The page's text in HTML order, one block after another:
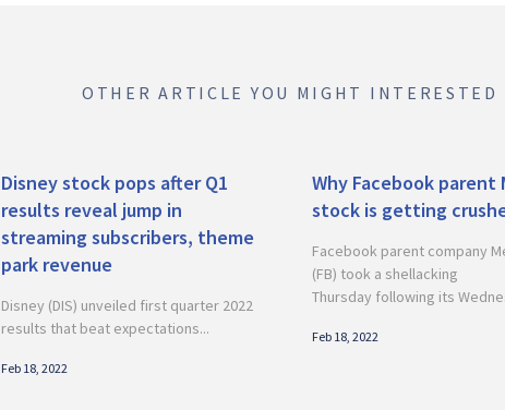
OTHER ARTICLE YOU MIGHT INTERESTED
Disney stock pops after Q1
results reveal jump in
streaming subscribers, theme
park revenue
Disney (DIS) unveiled first quarter 2022
results that beat expectations...
Feb 18, 2022
Why Facebook parent
stock is getting
Facebook parent company
(FB) took a shellacking
Thursday following its
Feb 18, 2022